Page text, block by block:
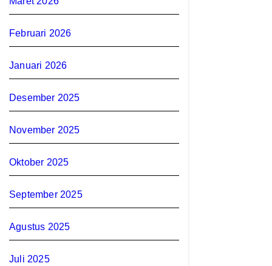
Februari 2026
Januari 2026
Desember 2025
November 2025
Oktober 2025
September 2025
Agustus 2025
Juli 2025